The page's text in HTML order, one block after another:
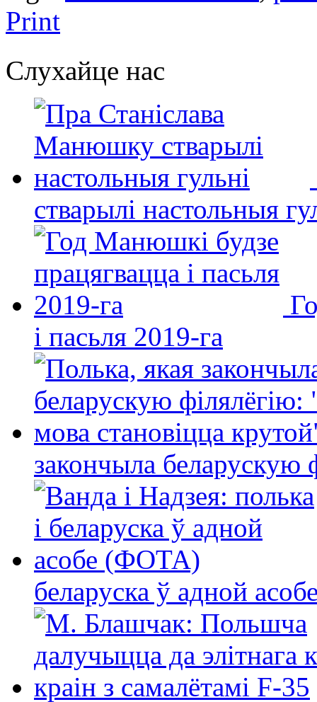
Print
Слухайце нас
стварылі настольныя
і пасьля 2019-га
закончыла беларускую
беларуска ў адной